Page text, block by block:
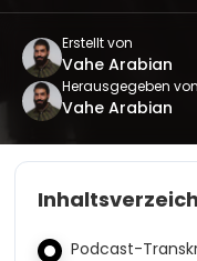
Erstellt von
Vahe Arabian
Herausgegeben von
Vahe Arabian
Podcast-